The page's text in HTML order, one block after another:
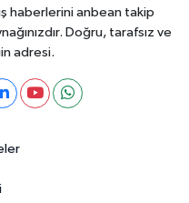
haberlerini anbean takip
Doğru, tarafsız ve
adresi.